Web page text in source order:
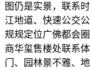
图仍是实景，联系
江地道、快速公交
规规定位广佛都会
商华玺售楼处联系
门、园林景不雅、